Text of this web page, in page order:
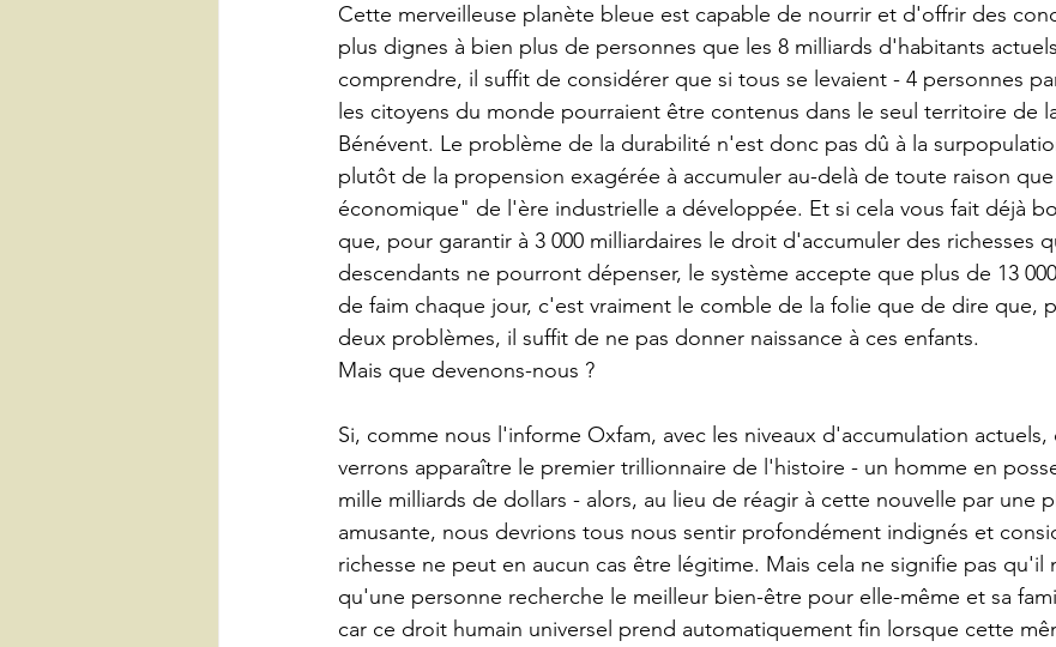
Cette merveilleuse planète bleue est capable de nourrir et d'offrir des
plus dignes à bien plus de personnes que les 8 milliards d'habitants
comprendre, il suffit de considérer que si tous se levaient - 4 personnes
les citoyens du monde pourraient être contenus dans le seul territoire de
Bénévent. Le problème de la durabilité n'est donc pas dû à la
plutôt de la propension exagérée à accumuler au-delà de toute raison
économique" de l'ère industrielle a développée. Et si cela vous fait déjà
que, pour garantir à 3 000 milliardaires le droit d'accumuler des richesses
descendants ne pourront dépenser, le système accepte que plus de 13
de faim chaque jour, c'est vraiment le comble de la folie que de dire que,
deux problèmes, il suffit de ne pas donner naissance à ces enfants.
Mais que devenons-nous ?
Si, comme nous l'informe Oxfam, avec les niveaux d'accumulation actuels,
verrons apparaître le premier trillionnaire de l'histoire - un homme en
mille milliards de dollars - alors, au lieu de réagir à cette nouvelle par une
amusante, nous devrions tous nous sentir profondément indignés et
richesse ne peut en aucun cas être légitime. Mais cela ne signifie pas qu'il
qu'une personne recherche le meilleur bien-être pour elle-même et sa
car ce droit humain universel prend automatiquement fin lorsque cette